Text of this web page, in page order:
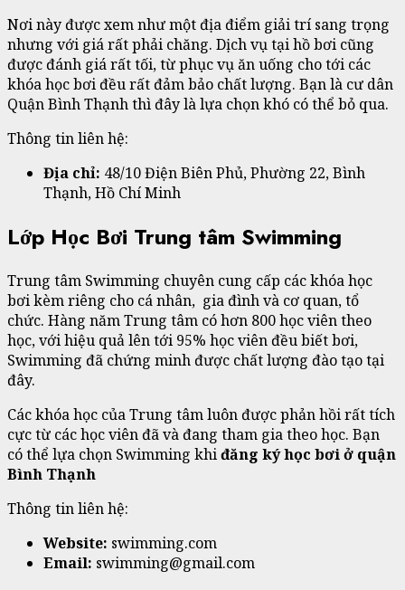
Nơi này được xem như một địa điểm giải trí sang trọng
nhưng với giá rất phải chăng. Dịch vụ tại hồ bơi cũng
được đánh giá rất tối, từ phục vụ ăn uống cho tới các
khóa học bơi đều rất đảm bảo chất lượng. Bạn là cư dân
Quận Bình Thạnh thì đây là lựa chọn khó có thể bỏ qua.
Thông tin liên hệ:
Địa chỉ: 48/10 Điện Biên Phủ, Phường 22, Bình
Thạnh, Hồ Chí Minh
Lớp Học Bơi Trung tâm Swimming
Trung tâm Swimming chuyên cung cấp các khóa học
bơi kèm riêng cho cá nhân, gia đình và cơ quan, tổ
chức. Hàng năm Trung tâm có hơn 800 học viên theo
học, với hiệu quả lên tới 95% học viên đều biết bơi,
Swimming đã chứng minh được chất lượng đào tạo tại
đây.
Các khóa học của Trung tâm luôn được phản hồi rất tích
cực từ các học viên đã và đang tham gia theo học. Bạn
có thể lựa chọn Swimming khiđăng ký học bơi ở quận
Bình Thạnh
Thông tin liên hệ:
Website: swimming.com
Email: swimming@gmail.com